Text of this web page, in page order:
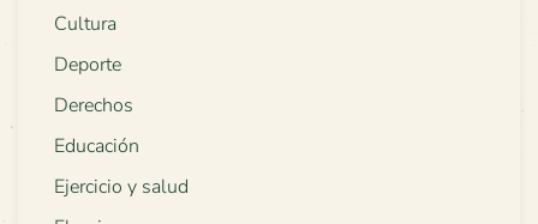
Cultura
Deporte
Derechos
Educación
Ejercicio y salud